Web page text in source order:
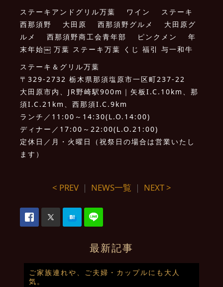
ステーキアンドグリル万葉 ワイン ステーキ
西那須野 大田原 西那須野グルメ 大田原グ
ルメ 西那須野商工会青年部 ピンクメン 年
末年始￼ 万葉 ステーキ万葉 くじ 福引 与一和牛
ステーキ＆グリル万葉
〒329-2732 栃木県那須塩原市一区町237-22
大田原市内、JR野崎駅900m｜矢板I.C.10km、那
須I.C.21km、西那須I.C.9km
ランチ／11:00～14:30(L.O.14:00)
ディナー／17:00～22:00(L.O.21:00)
定休日／月・火曜日（祝祭日の場合は営業いたし
ます）
< PREV｜ NEWS一覧 ｜ NEXT >
最新記事
ご家族連れや、ご夫婦・カップルにも大人
気。